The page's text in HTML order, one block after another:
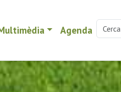
Agenda